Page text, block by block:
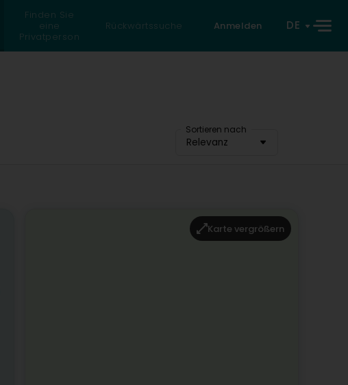
Finden Sie
eine
Privatperson
Rückwärtssuche Anmelden DE
Sortieren nach
Relevanz
Karte vergrößern